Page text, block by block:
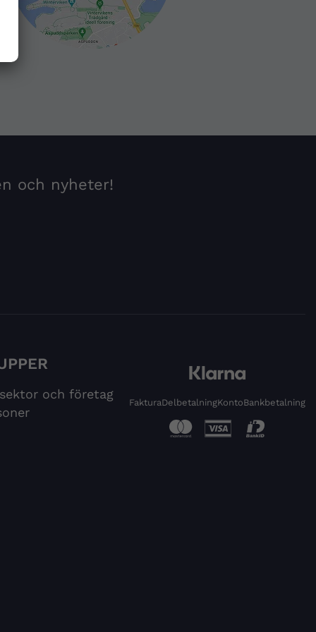
och nyheter!
och företag
FakturaDelbetalningKontoBankbetalning